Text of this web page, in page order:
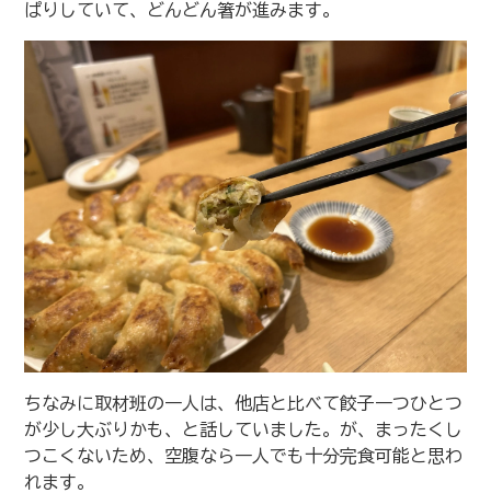
ぱりしていて、どんどん箸が進みます。
ちなみに取材班の一人は、他店と比べて餃子一つひとつ
が少し大ぶりかも、と話していました。が、まったくし
つこくないため、空腹なら一人でも十分完食可能と思わ
れます。